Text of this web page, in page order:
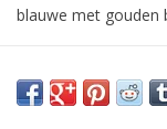
blauwe met gouden